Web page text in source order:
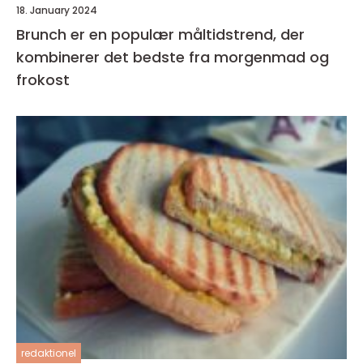
18. January 2024
Brunch er en populær måltidstrend, der
kombinerer det bedste fra morgenmad og
frokost
redaktionel